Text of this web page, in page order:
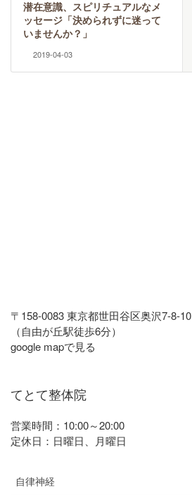
潜在意識、スピリチュアルなメ
ッセージ「決められずに迷って
いませんか？」
2019-04-03
〒158-0083 東京都世田谷区奥沢7-8-10
（自由が丘駅徒歩6分）
google mapで見る
てとて整体院
営業時間：10:00～20:00
定休日：日曜日、月曜日
自律神経